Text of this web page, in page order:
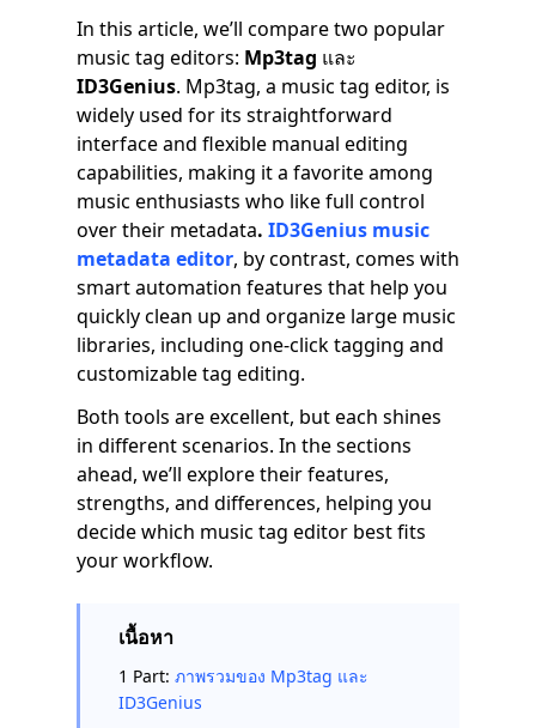
In this article, we’ll compare two popular
music tag editors: Mp3tag และ
ID3Genius. Mp3tag, a music tag editor, is
widely used for its straightforward
interface and flexible manual editing
capabilities, making it a favorite among
music enthusiasts who like full control
over their metadata. ID3Genius music
metadata editor, by contrast, comes with
smart automation features that help you
quickly clean up and organize large music
libraries, including one-click tagging and
customizable tag editing.
Both tools are excellent, but each shines
in different scenarios. In the sections
ahead, we’ll explore their features,
strengths, and differences, helping you
decide which music tag editor best fits
your workflow.
เนื้อหา
1 Part: ภาพรวมของ Mp3tag และ
ID3Genius